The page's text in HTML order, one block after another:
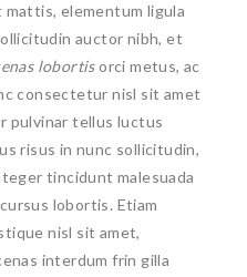
elementum ligula
auctor nibh, et
lobortisorci metus, ac
consectetur nisl sit amet
pulvinar tellus luctus
risus in nunc sollicitudin,
tincidunt malesuada
lobortis. Etiam
nisl sit amet,
interdum frin gilla